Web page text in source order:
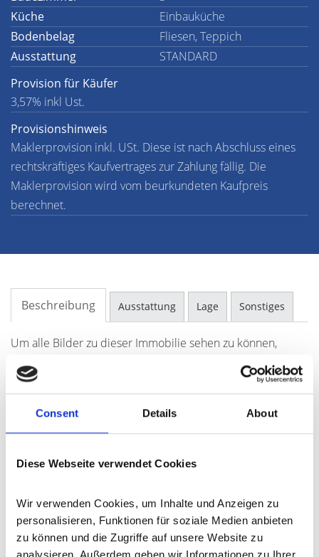
Consent Details About
Diese Webseite verwendet Cookies
Wir verwenden Cookies, um Inhalte und Anzeigen zu
personalisieren, Funktionen für soziale Medien anbieten
zu können und die Zugriffe auf unsere Website zu
analysieren. Außerdem geben wir Informationen zu Ihrer
Küche
Einbauküche
Bodenbelag
Fliesen, Teppich
Ausstattung
STANDARD
Provision für Käufer
3,57% inkl Ust.
Provisionshinweis
Maklerprovision inkl. USt. Diese ist nach Abschluss eines
rechtskräftiges Kaufvertrages zur Zahlung fällig. Die
Maklerprovision wird vom beurkundeten Kaufpreis
berechnet.
Beschreibung Ausstattung Lage Sonstiges
Um alle Bilder zu dieser Immobilie sehen zu können,
fordern Sie bitte unser umfangreiches Exposé an. Senden
Sie uns Ihre Anfrage und Sie erhalten das Exposé mit
vollständigem Bildmaterial und detaillierte Beschreibung.
BITTE SENDEN SIE IHRE ANFRAGE MIT VOLLSTÄNDIGEN
KONTAKTDATEN.
Frau Lilia Braun
Telefon: 06591-9849900